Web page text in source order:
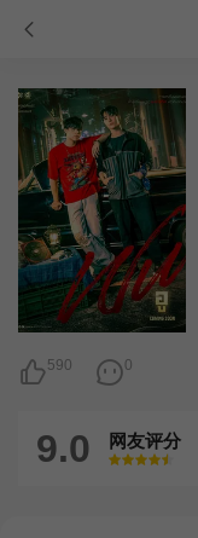
590 0
9.0 网友评分
很差
较差还行推荐力荐